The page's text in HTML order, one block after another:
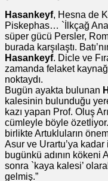
Hasankeyf, Hesna de
Piskephas… `İlkçağ
süper gücü Persler,
burada karşılaştı.
Hasankeyf. Dicle ve
zamanda felaket
noktaydı.
Bugün ayakta bulunan
kalesinin bulunduğu
kazı yapan Prof. Oluş
cümleyle böyle özetliyor.
birlikte Artukluların
Asur ve Urartu’ya
bugünkü adının kökeni
sonra `kaya kalesi’
gelmiş.”